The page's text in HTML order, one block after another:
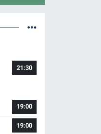
21:30
19:00
19:00